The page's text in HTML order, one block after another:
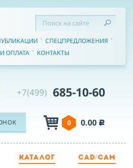
СПЕЦПРЕДЛОЖЕНИЯ
ОПЛАТА
КОНТАКТЫ
+7(499) 685-10-60
0 0.00 c
КАТАЛОГ CAD/CAM